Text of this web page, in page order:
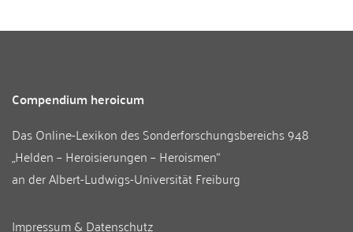
Compendium heroicum
Das Online-Lexikon desSonderforschungsbereichs 948
„Helden – Heroisierungen – Heroismen“
an derAlbert-Ludwigs-Universität Freiburg
Impressum & Datenschutz